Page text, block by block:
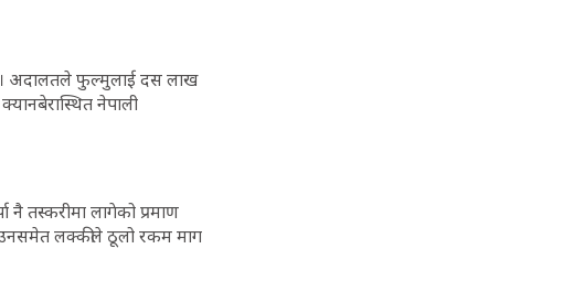
। अदालतले फुल्मुलाई दस लाख
नेपाली
नै तस्करीमा लागेको प्रमाण
लक्कीले ठूलो रकम माग